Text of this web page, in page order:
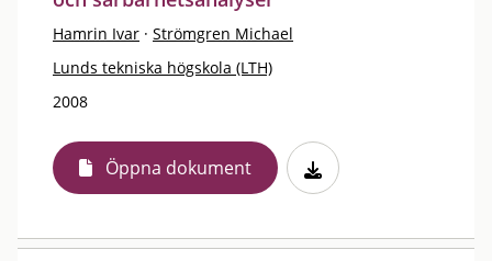
Hamrin Ivar · Strömgren Michael
Lunds tekniska högskola (LTH)
2008
Öppna dokument